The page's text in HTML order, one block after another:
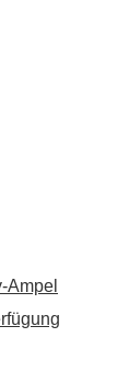
Ampel